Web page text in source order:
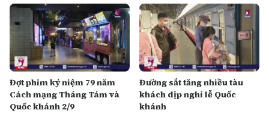
Đợt phim kỷ niệm 79 năm
Cách mạng Tháng Tám và
Quốc khánh 2/9
Đường sắt tăng nhiều tàu
khách dịp nghỉ lễ Quốc
khánh